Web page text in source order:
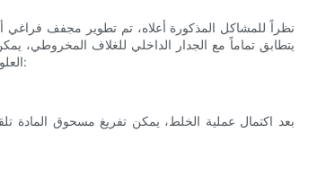
نظراً للمشاكل المذكورة أعلاه، تم تطوير مجفف
يتطابق تماماً مع الجدار الداخلي للغلاف
العلوي إلى أسفل المخروط السفلي، يتم تقليبه بواسطة مجداف التقليب الدوار ويرتفع مرة أخرى، وهكذا تستمر الدورة لتحقيق خلط متجانس للمواد المسحوقة. مميزاته: